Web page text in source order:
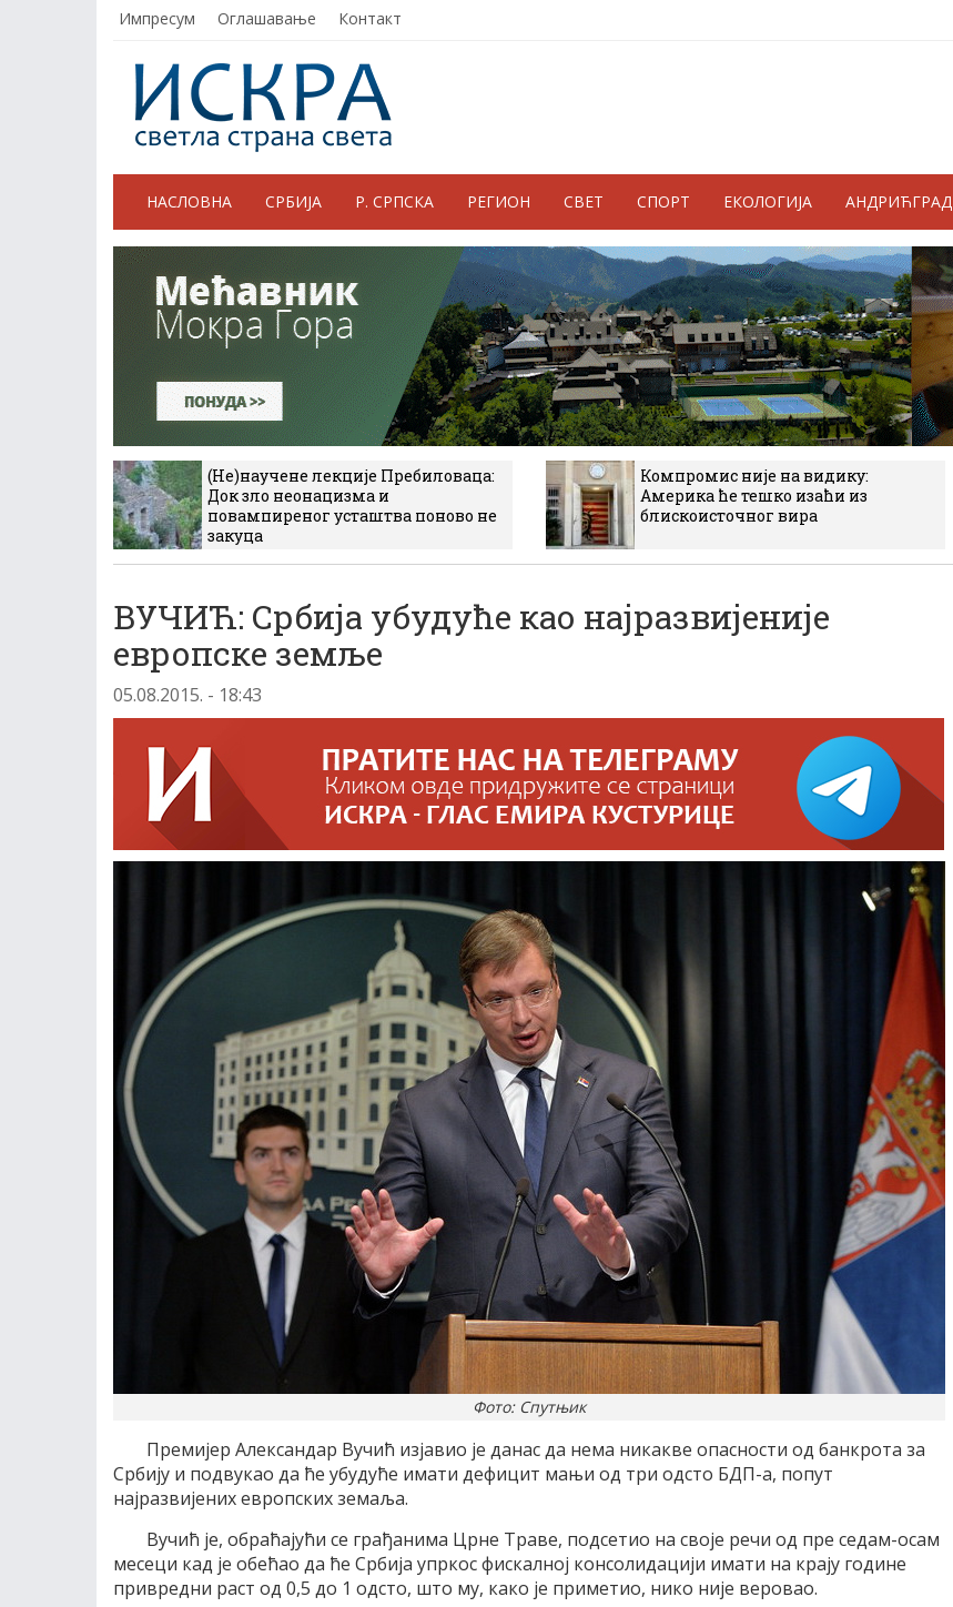
Импресум Оглашавање Контакт
НАСЛОВНА СРБИЈА Р. СРПСКА РЕГИОН СВЕТ СПОРТ ЕКОЛОГИЈА АНДРИЋГРАД
(Не)научене лекције Пребиловаца:
Док зло неонацизма и
повампиреног усташтва поново не
закуца
Компромис није на видику:
Америка ће тешко изаћи из
блискоисточног вира
ВУЧИЋ: Србија убудуће као најразвијеније
европске земље
05.08.2015. - 18:43
Фото: Спутњик
Премијер Александар Вучић изјавио је данас да нема никакве опасности од банкрота за
Србију и подвукао да ће убудуће имати дефицит мањи од три одсто БДП-а, попут
најразвијених европских земаља.
Вучић је, обраћајући се грађанима Црне Траве, подсетио на своје речи од пре седам-осам
месеци кад је обећао да ће Србија упркос фискалној консолидацији имати на крају године
привредни раст од 0,5 до 1 одсто, што му, како је приметио, нико није веровао.